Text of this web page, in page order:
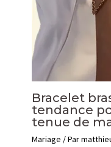
Bracelet
tendance
tenue de
Mariage / Par